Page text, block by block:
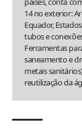
14 no exterior:
Equador,
tubos e
Ferramentas
saneamento e
metais
reutilização da